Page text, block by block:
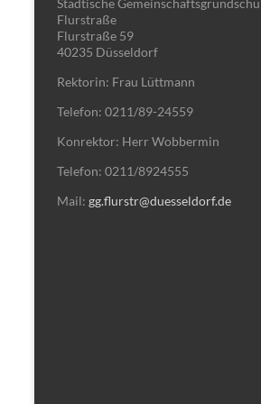
Städtische
Flurstraße
Flurstraße 59
40235 Düsseldorf
Rektorin: Frau Lüttmann
Telefon: 0211/89-24559
Konrektor: Herr Wobbermin
Telefon: 0211/8924555
Mail: gg.flurstr@duesseldorf.de